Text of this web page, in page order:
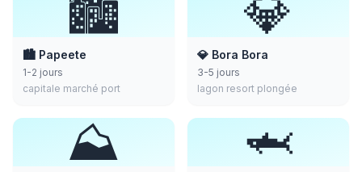
🏙️
🏙️ Papeete
1-2 jours
capitale marché port
💎
💎 Bora Bora
3-5 jours
lagon resort plongée
⛰️ 🦈